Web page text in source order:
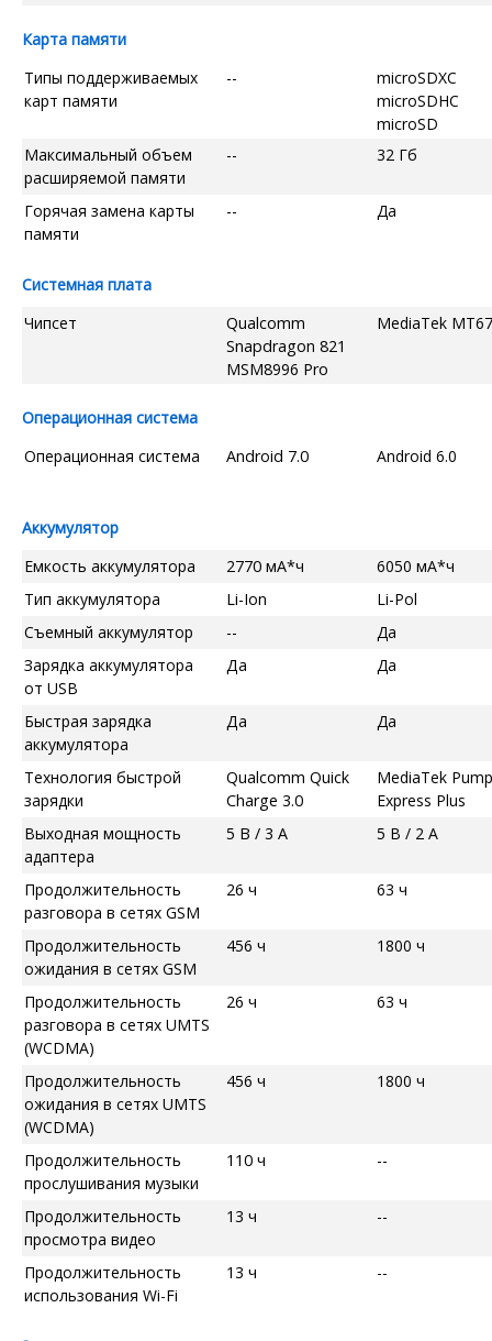
Карта памяти
Типы поддерживаемых
карт памяти
--
microSDXC
microSDHC
microSD
Максимальный объем
расширяемой памяти
-- 32 Гб
Горячая замена карты
памяти
-- Да
Системная плата
Чипсет
Qualcomm
Snapdragon 821
MSM8996 Pro
MediaTek
Операционная система
Операционная система
Android 7.0 Android 6.0
Аккумулятор
Емкость аккумулятора
2770 мА*ч
6050 мА*ч
Тип аккумулятора
Li-Ion
Li-Pol
Съемный аккумулятор
--
Да
Зарядка аккумулятора
от USB
Да Да
Быстрая зарядка
аккумулятора
Да Да
Технология быстрой
зарядки
Qualcomm Quick
Charge 3.0
MediaTek Pump
Express Plus
Выходная мощность
адаптера
5 В / 3 А 5 В / 2 А
Продолжительность
разговора в сетях GSM
26 ч 63 ч
Продолжительность
ожидания в сетях GSM
456 ч 1800 ч
Продолжительность
разговора в сетях UMTS
(WCDMA)
26 ч 63 ч
Продолжительность
ожидания в сетях UMTS
(WCDMA)
456 ч 1800 ч
Продолжительность
прослушивания музыки
110 ч --
Продолжительность
просмотра видео
13 ч --
Продолжительность
использования Wi-Fi
13 ч --